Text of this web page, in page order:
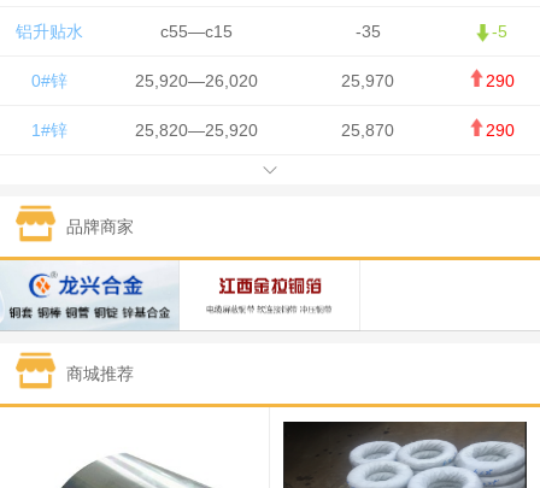
铝升贴水 c55—c15 -35 -5
0#锌 25,920—26,020 25,970 290
1#锌 25,820—25,920 25,870 290
1#锡 434,000—436,000
1#镍 129,550—130,750
1#白银 15,100—15,110 15,105 -70
钯金
331,000 -10,000
89,000—95,000 92,000 1,000
品牌商家
商城推荐